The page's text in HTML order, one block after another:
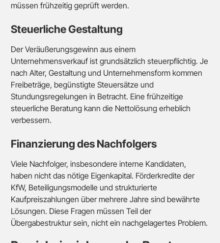
müssen frühzeitig geprüft werden.
Steuerliche Gestaltung
Der Veräußerungsgewinn aus einem
Unternehmensverkauf ist grundsätzlich steuerpflichtig. Je
nach Alter, Gestaltung und Unternehmensform kommen
Freibeträge, begünstigte Steuersätze und
Stundungsregelungen in Betracht. Eine frühzeitige
steuerliche Beratung kann die Nettolösung erheblich
verbessern.
Finanzierung des Nachfolgers
Viele Nachfolger, insbesondere interne Kandidaten,
haben nicht das nötige Eigenkapital. Förderkredite der
KfW, Beteiligungsmodelle und strukturierte
Kaufpreiszahlungen über mehrere Jahre sind bewährte
Lösungen. Diese Fragen müssen Teil der
Übergabestruktur sein, nicht ein nachgelagertes Problem.